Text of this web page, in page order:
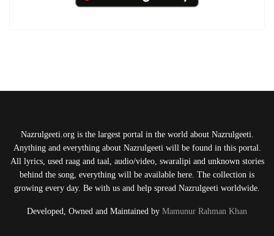
Nazrulgeeti.org is the largest portal in the world about Nazrulgeeti.
Anything and everything about Nazrulgeeti will be found in this portal.
All lyrics, used raag and taal, audio/video, swaralipi and unknown stories
behind the song, everything will be available here. The collection is
growing every day. Be with us and help spread Nazrulgeeti worldwide.
Developed, Owned and Maintained by Mamunur Rahman Khan